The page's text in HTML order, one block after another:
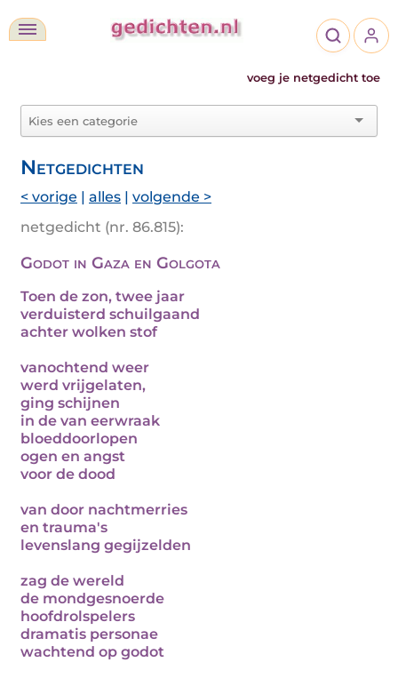
voeg je netgedicht toe
Netgedichten
< vorige | alles | volgende >
netgedicht (nr. 86.815):
Godot in Gaza en Golgota
Toen de zon, twee jaar
verduisterd schuilgaand
achter wolken stof
vanochtend weer
werd vrijgelaten,
ging schijnen
in de van eerwraak
bloeddoorlopen
ogen en angst
voor de dood
van door nachtmerries
en trauma's
levenslang gegijzelden
zag de wereld
de mondgesnoerde
hoofdrolspelers
dramatis personae
wachtend op godot